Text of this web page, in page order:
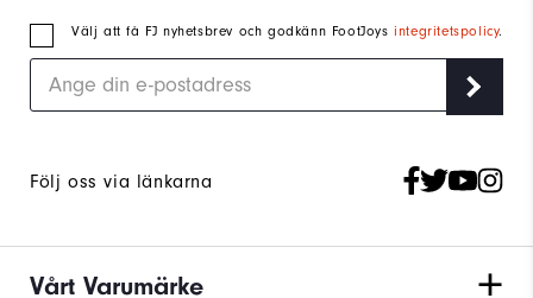
Välj att få FJ nyhetsbrev och godkänn FootJoysintegritetspolicy.
Följ oss via länkarna
Vårt Varumärke